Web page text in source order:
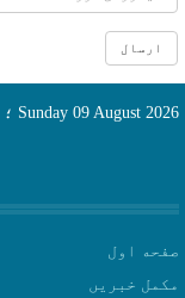
Sunday 09 August 2026 ؛
صفحه اول
مکمل خبریں